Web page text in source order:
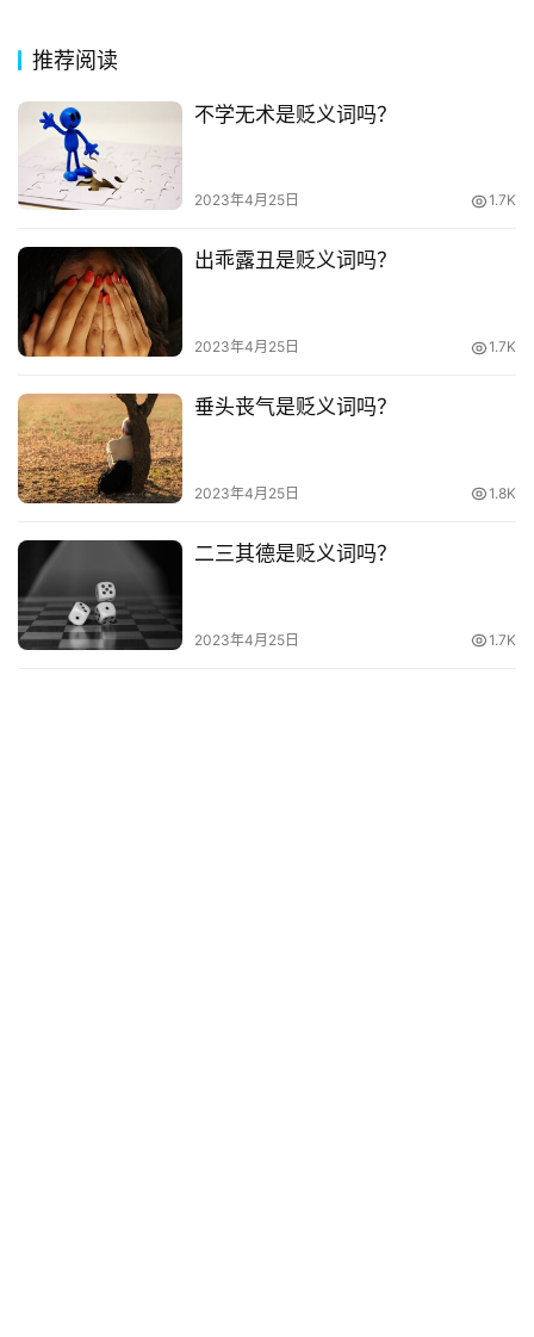
词
常
贺
词
络
热
电
影
台
其
他
词
推荐阅读
不学无术是贬义词吗？
2023年4月25日 1.7K
出乖露丑是贬义词吗？
2023年4月25日 1.7K
垂头丧气是贬义词吗？
2023年4月25日 1.8K
二三其德是贬义词吗？
2023年4月25日 1.7K